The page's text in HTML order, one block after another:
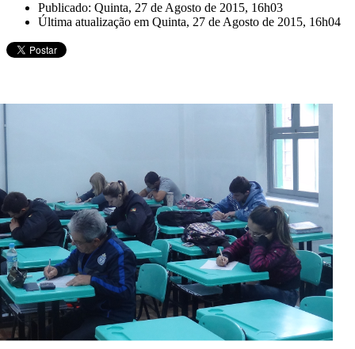
Publicado: Quinta, 27 de Agosto de 2015, 16h03
Última atualização em Quinta, 27 de Agosto de 2015, 16h04